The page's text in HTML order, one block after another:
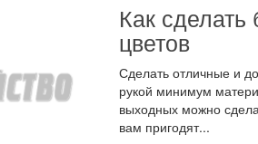
Как
цветов
Сделать отличные и
рукой минимум
выходных можно
вам пригодят...